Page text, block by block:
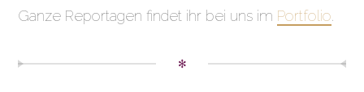
Ganze Reportagen findet ihr bei uns im Portfolio
✻